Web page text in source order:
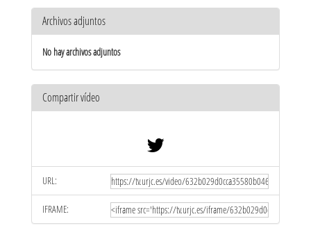
Archivos adjuntos
No hay archivos adjuntos
Compartir vídeo
URL:
IFRAME: